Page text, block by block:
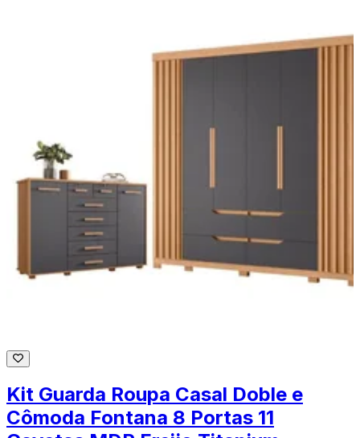
Kit Guarda Roupa Casal Doble e
Cômoda Fontana 8 Portas 11